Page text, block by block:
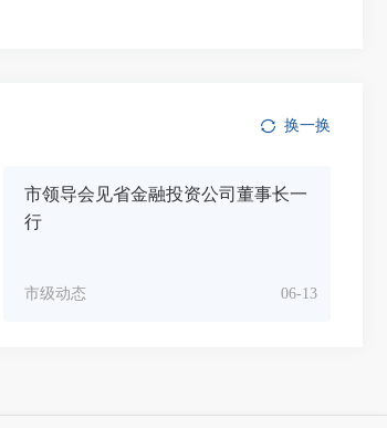
换一换
市领导会见省金融投资公司董事长一
行
06-13
市级动态